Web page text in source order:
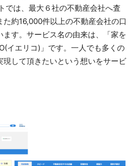
では、最大６社の不動産会社へ査
約16,000件以上の不動産会社の口
ます。サービス名の由来は、「家を
エリコ)」です。一人でも多くの
現して頂きたいという想いをサービ